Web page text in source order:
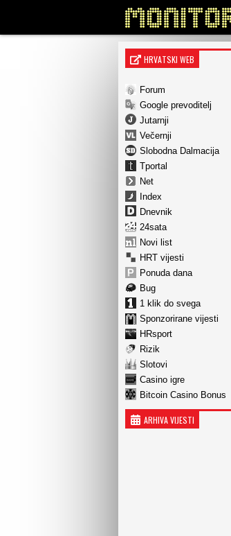
HRVATSKI WEB
Forum
Google prevoditelj
Jutarnji
Večernji
Slobodna Dalmacija
Tportal
Net
Index
Dnevnik
24sata
Novi list
HRT vijesti
Ponuda dana
Bug
1 klik do svega
Sponzorirane vijesti
HRsport
Rizik
Slotovi
Casino igre
Bitcoin Casino Bonus
ARHIVA VIJESTI